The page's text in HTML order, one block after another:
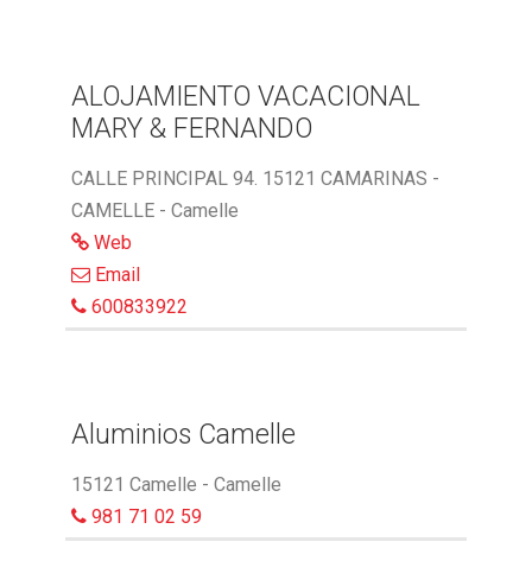
ALOJAMIENTO VACACIONAL
MARY & FERNANDO
CALLE PRINCIPAL 94. 15121 CAMARINAS -
CAMELLE - Camelle
Web
Email
600833922
Aluminios Camelle
15121 Camelle - Camelle
981 71 02 59